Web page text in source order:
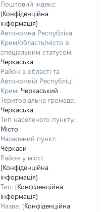
Поштовий індекс:
[Конфіденційна
інформація]
Автономна Республіка
Крим/область/місто зі
спеціальним статусом:
Черкаська
Район в області та
Автономній Республіці
Крим: Черкаський
Територіальна громада:
Черкаська
Тип населеного пункту:
Місто
Населений пункт:
Черкаси
Район у місті:
[Конфіденційна
інформація]
Тип: [Конфіденційна
інформація]
Назва: [Конфіденційна